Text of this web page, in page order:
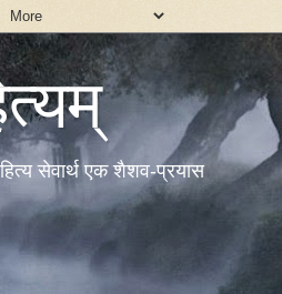
सेवार्थ एक शैशव-प्रयास